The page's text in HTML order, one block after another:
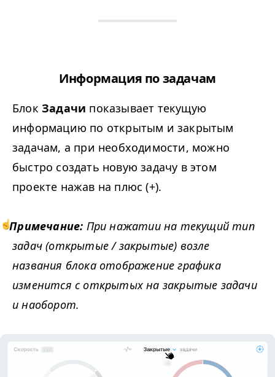
Информация по задачам
Блок Задачи показывает текущую
информацию по открытым и закрытым
задачам, а при необходимости, можно
быстро создать новую задачу в этом
проекте нажав на плюс (+).
Примечание: При нажатии на текущий тип
задач (открытые / закрытые) возле
названия блока отображение графика
изменится с открытых на закрытые задачи
и наоборот.